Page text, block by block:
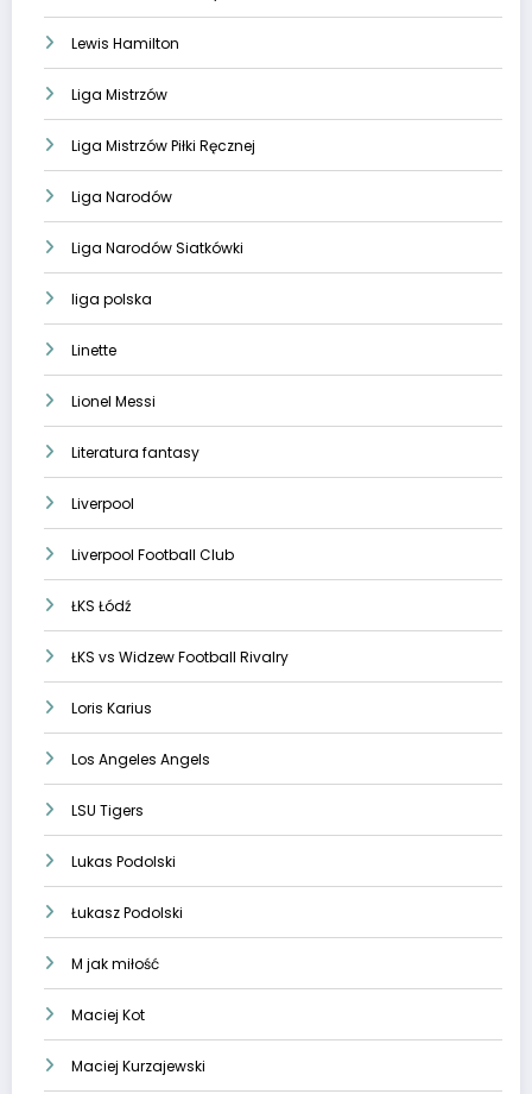
Lewis Hamilton
Liga Mistrzów
Liga Mistrzów Piłki Ręcznej
Liga Narodów
Liga Narodów Siatkówki
liga polska
Linette
Lionel Messi
Literatura fantasy
Liverpool
Liverpool Football Club
ŁKS Łódź
ŁKS vs Widzew Football Rivalry
Loris Karius
Los Angeles Angels
LSU Tigers
Lukas Podolski
Łukasz Podolski
M jak miłość
Maciej Kot
Maciej Kurzajewski